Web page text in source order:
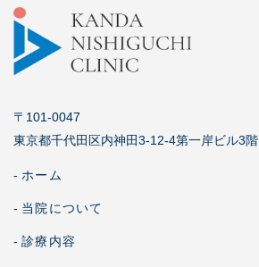
〒101-0047
東京都千代田区内神田3-12-4第一岸ビル3階
- ホーム
- 当院について
- 診療内容